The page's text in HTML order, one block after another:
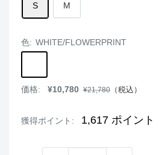
S M
色: WHITE/FLOWERPRINT
価格:
販
¥10,780 通
¥21,780 （税込）
獲得ポイント: 1,617 ポイント